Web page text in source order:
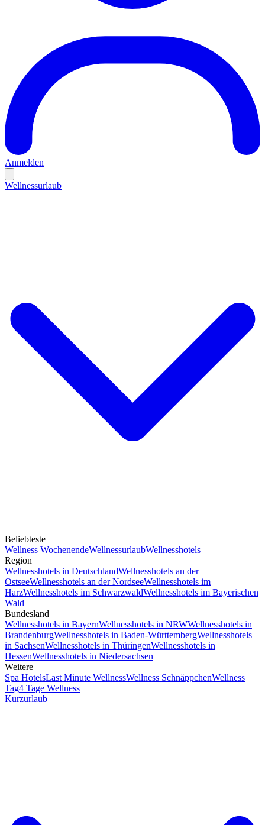
Anmelden
Wellnessurlaub
Beliebteste
Wellness WochenendeWellnessurlaubWellnesshotels
Region
Wellnesshotels in DeutschlandWellnesshotels an der
OstseeWellnesshotels an der NordseeWellnesshotels im
HarzWellnesshotels im SchwarzwaldWellnesshotels im Bayerischen
Wald
Bundesland
Wellnesshotels in BayernWellnesshotels in NRWWellnesshotels in
BrandenburgWellnesshotels in Baden-WürttembergWellnesshotels
in SachsenWellnesshotels in ThüringenWellnesshotels in
HessenWellnesshotels in Niedersachsen
Weitere
Spa HotelsLast Minute WellnessWellness SchnäppchenWellness
Tag4 Tage Wellness
Kurzurlaub